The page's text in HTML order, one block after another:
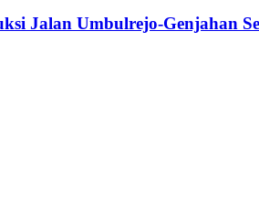
Jalan Umbulrejo-Genjahan